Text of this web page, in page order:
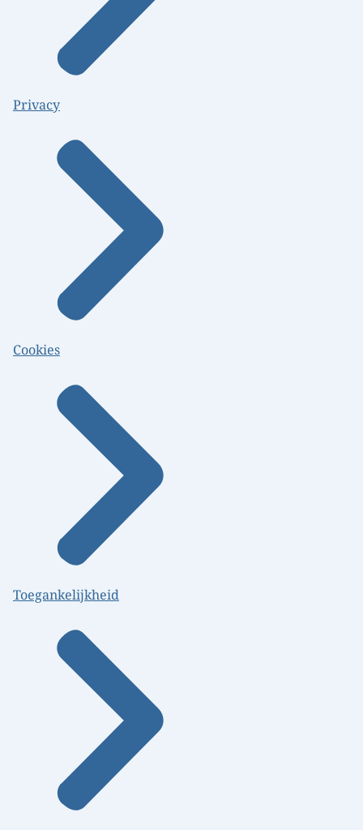
Privacy
Cookies
Toegankelijkheid